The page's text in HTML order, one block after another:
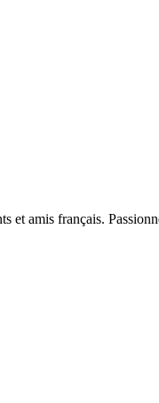
et amis français.